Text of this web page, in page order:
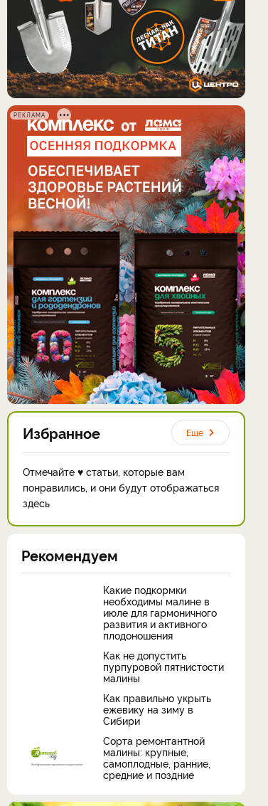
РЕКЛАМА
Избранное Еще
Отмечайте ♥ статьи, которые вам
понравились, и они будут отображаться
здесь
Рекомендуем
Какие подкормки
необходимы малине в
июле для гармоничного
развития и активного
плодоношения
Как не допустить
пурпуровой пятнистости
малины
Как правильно укрыть
ежевику на зиму в
Сибири
Сорта ремонтантной
малины: крупные,
самоплодные, ранние,
средние и поздние